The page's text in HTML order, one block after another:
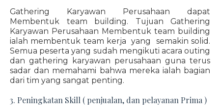
Gathering Karyawan Perusahaan dapat
Membentuk team building. Tujuan Gathering
Karyawan Perusahaan Membentuk team building
ialah membentuk team kerja yang semakin solid.
Semua peserta yang sudah mengikuti acara outing
dan gathering karyawan perusahaan guna terus
sadar dan memahami bahwa mereka ialah bagian
dari tim yang sangat penting.
3. Peningkatan Skill ( penjualan, dan pelayanan Prima )